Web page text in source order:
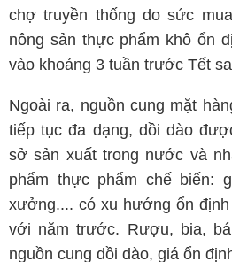
chợ truyền thống do sức
nông sản thực phẩm khô ổn
vào khoảng 3 tuần trước Tết
Ngoài ra, nguồn cung mặt
tiếp tục đa dạng, dồi dào
sở sản xuất trong nước và
phẩm thực phẩm chế biến:
xưởng.... có xu hướng ổn
với năm trước. Rượu, bia,
nguồn cung dồi dào, giá ổn